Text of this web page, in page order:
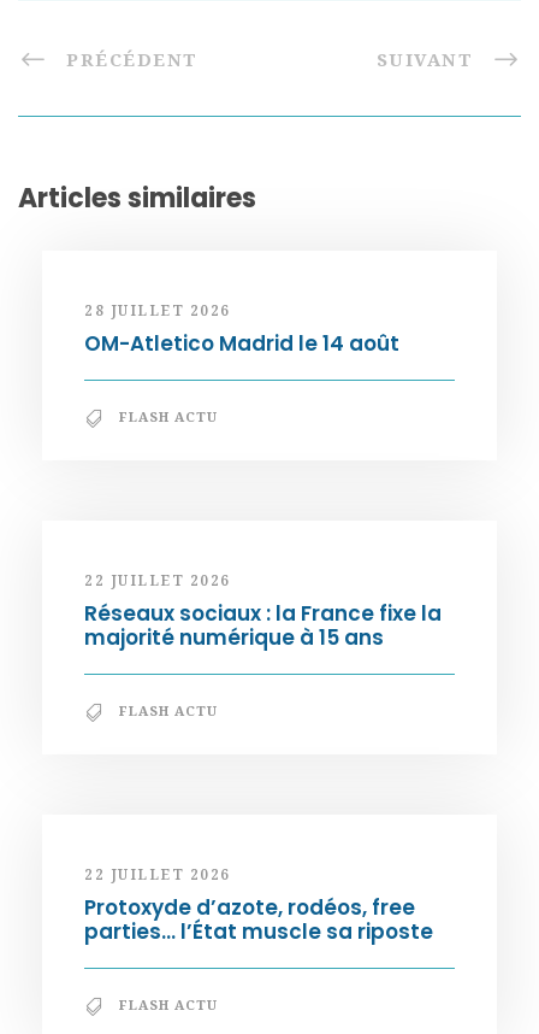
PRÉCÉDENT SUIVANT
Articles similaires
28 JUILLET 2026
OM-Atletico Madrid le 14 août
FLASH ACTU
22 JUILLET 2026
Réseaux sociaux : la France fixe la
majorité numérique à 15 ans
FLASH ACTU
22 JUILLET 2026
Protoxyde d’azote, rodéos, free
parties… l’État muscle sa riposte
FLASH ACTU